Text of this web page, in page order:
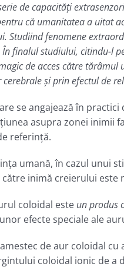
de capacităţi
că umanitatea a uitat
Studiind fenomene
finalul studiului, citindu-l
de acces către
şi prin efectul de
se angajează în
asupra zonei inimii
referinţă.
umană, în cazul unui
inimă creierului
coloidal este un produs
efecte speciale ale
amestec de aur coloidal
coloidal ionic de a